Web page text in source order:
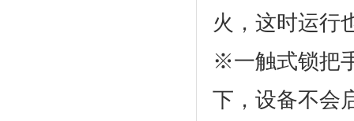
火，这时运行也
※一触式锁把手
下，设备不